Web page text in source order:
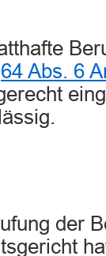
64 Abs. 6
der